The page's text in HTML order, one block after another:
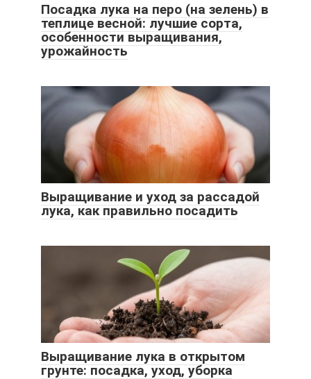
Посадка лука на перо (на зелень) в
теплице весной: лучшие сорта,
особенности выращивания,
урожайность
Выращивание и уход за рассадой
лука, как правильно посадить
Выращивание лука в открытом
грунте: посадка, уход, уборка